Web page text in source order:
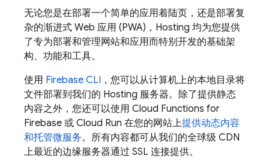
无论您是在部署一个简单的应用着陆页，还是部署复
杂的渐进式 Web 应用 (PWA)， Hosting 均为您提供
了专为部署和管理网站和应用而特别开发的基础架
构、功能和工具。
使用 Firebase CLI ，您可以从计算机上的本地目录将
文件部署到我们的 Hosting 服务器。除了提供静态
内容之外，您还可以使用 Cloud Functions for
Firebase 或 Cloud Run 在您的网站上提供动态内容
和托管微服务。所有内容都可从我们的全球级 CDN
上最近的边缘服务器通过 SSL 连接提供。